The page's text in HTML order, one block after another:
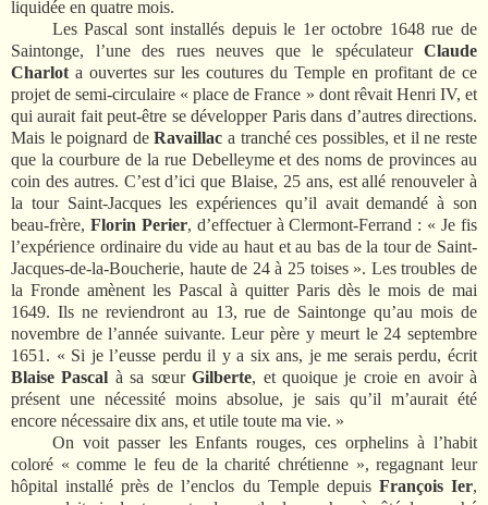
liquidée en quatre mois.
Les Pascal sont installés depuis le 1er octobre 1648 rue de
Saintonge, l’une des rues neuves que le spéculateur Claude
Charlot a ouvertes sur les coutures du Temple en profitant de ce
projet de semi-circulaire « place de France » dont rêvait Henri IV, et
qui aurait fait peut-être se développer Paris dans d’autres directions.
Mais le poignard deRavaillac a tranché ces possibles, et il ne reste
que la courbure de la rue Debelleyme et des noms de provinces au
coin des autres. C’est d’ici que Blaise, 25 ans, est allé renouveler à
la tour Saint-Jacques les expériences qu’il avait demandé à son
beau-frère, Florin Perier, d’effectuer à Clermont-Ferrand : « Je fis
l’expérience ordinaire du vide au haut et au bas de la tour de Saint-
Jacques-de-la-Boucherie, haute de 24 à 25 toises ». Les troubles de
la Fronde amènent les Pascal à quitter Paris dès le mois de mai
1649. Ils ne reviendront au 13, rue de Saintonge qu’au mois de
novembre de l’année suivante. Leur père y meurt le 24 septembre
1651. « Si je l’eusse perdu il y a six ans, je me serais perdu, écrit
Blaise Pascal à sa sœurGilberte, et quoique je croie en avoir à
présent une nécessité moins absolue, je sais qu’il m’aurait été
encore nécessaire dix ans, et utile toute ma vie. »
On voit passer les Enfants rouges, ces orphelins à l’habit
coloré « comme le feu de la charité chrétienne », regagnant leur
hôpital installé près de l’enclos du Temple depuis François Ier,